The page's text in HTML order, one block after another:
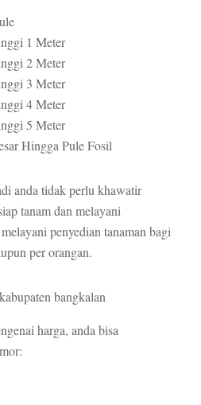
1 Meter
2 Meter
3 Meter
4 Meter
5 Meter
Hingga Pule Fosil
anda tidak perlu khawatir
tanam dan melayani
penyedian tanaman bagi
per orangan.
harga, anda bisa